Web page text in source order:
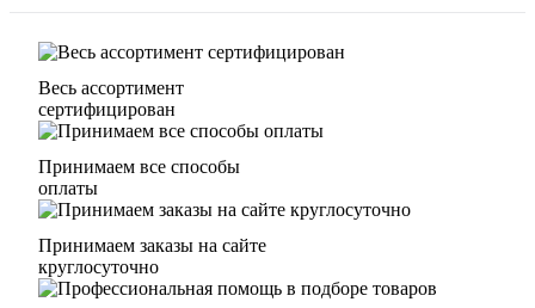
Весь ассортимент
сертифицирован
Принимаем все способы
оплаты
Принимаем заказы на сайте
круглосуточно